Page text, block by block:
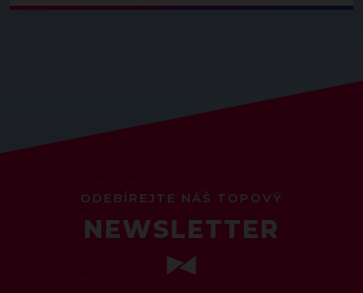
ODEBÍREJTE NÁŠ TOPOVÝ
NEWSLETTER